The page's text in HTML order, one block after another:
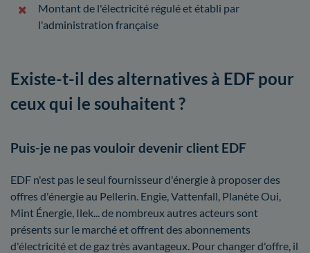
Montant de l'électricité régulé et établi par
l'administration française
Existe-t-il des alternatives à EDF pour
ceux qui le souhaitent ?
Puis-je ne pas vouloir devenir client EDF
EDF n'est pas le seul fournisseur d'énergie à proposer des
offres d'énergie au Pellerin. Engie, Vattenfall, Planète Oui,
Mint Énergie, Ilek... de nombreux autres acteurs sont
présents sur le marché et offrent des abonnements
d'électricité et de gaz très avantageux. Pour changer d'offre, il